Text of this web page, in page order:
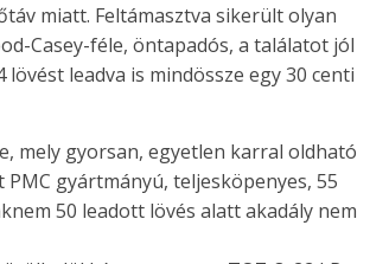
miatt. Feltámasztva sikerült olyan
Casey-féle, öntapadós, a találatot jól
leadva is mindössze egy 30 centi
mely gyorsan, egyetlen karral oldható
gyártmányú, teljesköpenyes, 55
50 leadott lövés alatt akadály nem